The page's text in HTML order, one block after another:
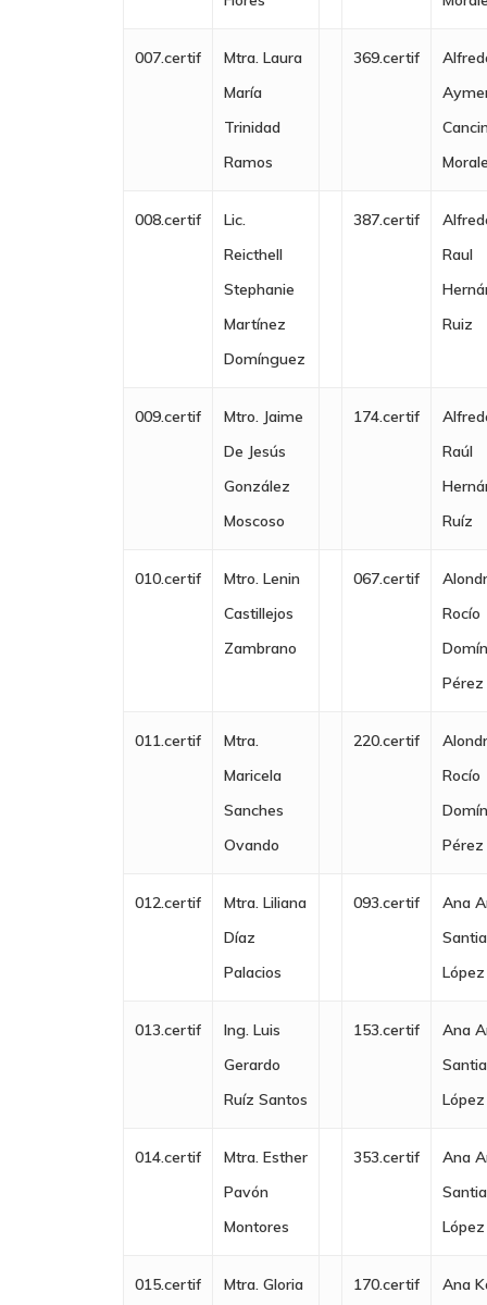
007.certif
Mtra. Laura
María
Trinidad
Ramos
369.certif
008.certif
Lic.
Reicthell
Stephanie
Martínez
Domínguez
387.certif
Raul
Ruiz
009.certif
Mtro. Jaime
De Jesús
González
Moscoso
174.certif
Raúl
Ruíz
010.certif
Mtro. Lenin
Castillejos
Zambrano
067.certif
Rocío
Pérez
011.certif
Mtra.
Maricela
Sanches
Ovando
220.certif
Rocío
Pérez
012.certif
Mtra. Liliana
Díaz
Palacios
093.certif
Ana
López
013.certif
Ing. Luis
Gerardo
Ruíz Santos
153.certif
Ana
López
014.certif
Mtra. Esther
Pavón
Montores
353.certif
Ana
López
015.certif Mtra. Gloria 170.certif Ana